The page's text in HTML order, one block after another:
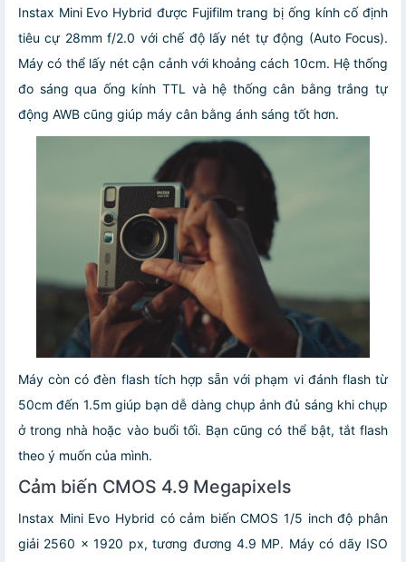
Instax Mini Evo Hybrid được Fujifilm trang bị ống kính cố định
tiêu cự 28mm f/2.0 với chế độ lấy nét tự động (Auto Focus).
Máy có thể lấy nét cận cảnh với khoảng cách 10cm. Hệ thống
đo sáng qua ống kính TTL và hệ thống cân bằng trắng tự
động AWB cũng giúp máy cân bằng ánh sáng tốt hơn.
Máy còn có đèn flash tích hợp sẵn với phạm vi đánh flash từ
50cm đến 1.5m giúp bạn dễ dàng chụp ảnh đủ sáng khi chụp
ở trong nhà hoặc vào buổi tối. Bạn cũng có thể bật, tắt flash
theo ý muốn của mình.
Cảm biến CMOS 4.9 Megapixels
Instax Mini Evo Hybrid có cảm biến CMOS 1/5 inch độ phân
giải 2560 x 1920 px, tương đương 4.9 MP. Máy có dãy ISO